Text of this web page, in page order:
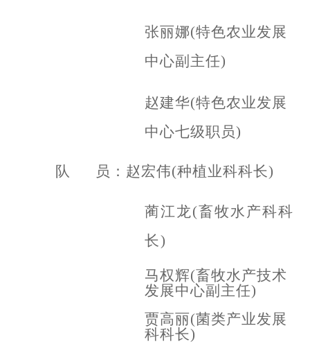
张丽娜(特色农业发展
中心副主任)
赵建华(特色农业发展
中心七级职员)
队 员：赵宏伟(种植业科科长)
蔺江龙(畜牧水产科科
长)
马权辉(畜牧水产技术
发展中心副主任)
贾高丽(菌类产业发展
科科长)